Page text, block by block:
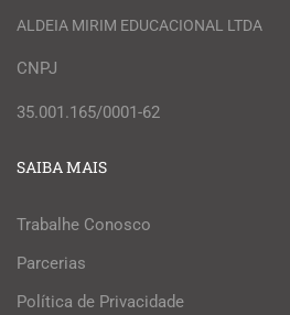
ALDEIA MIRIM EDUCACIONAL LTDA
CNPJ
35.001.165/0001-62
SAIBA MAIS
Trabalhe Conosco
Parcerias
Política de Privacidade